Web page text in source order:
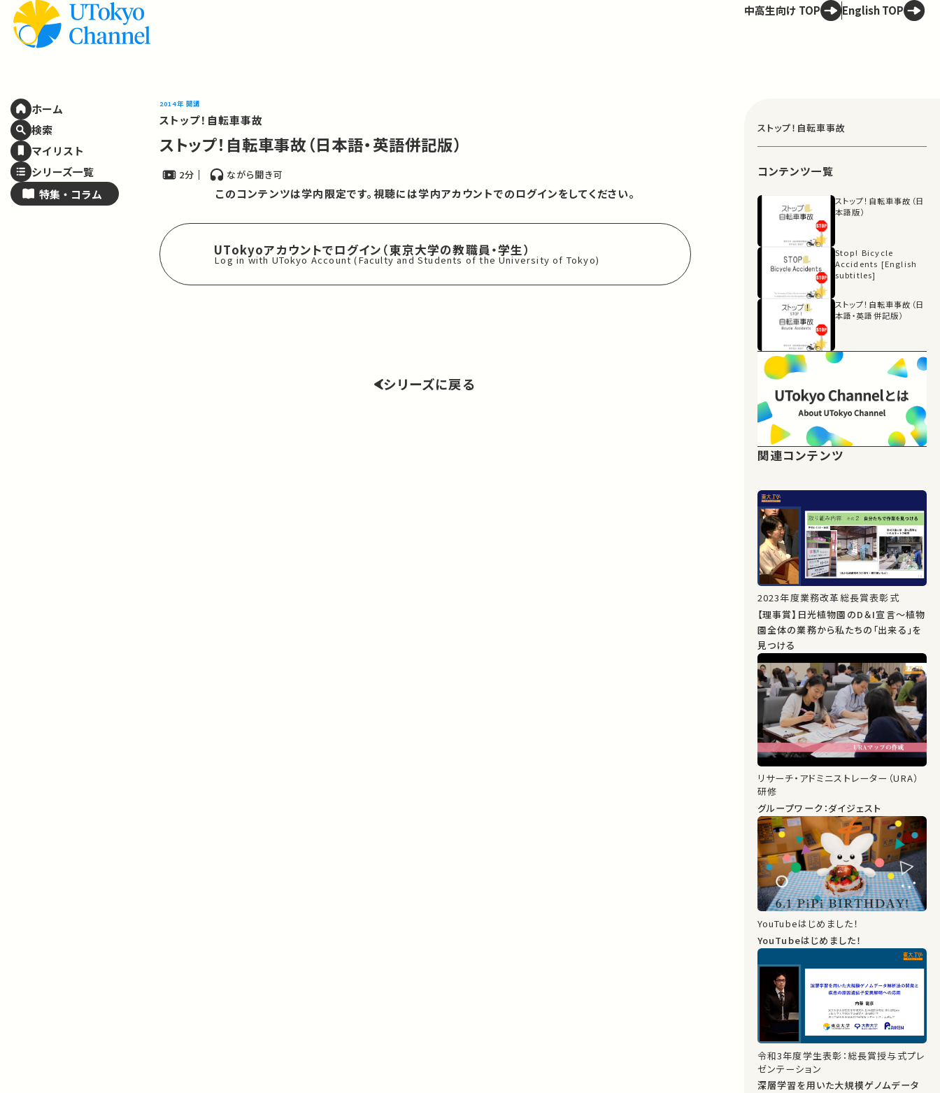
ホーム
検索
マイリスト
シリーズ一覧
特集・ コラム
中高生向け TOP English TOP
2014年 開講
ストップ！自転車事故
ストップ！自転車事故（日本語・英語併記版）
2分 ながら聞き可
このコンテンツは学内限定です。視聴には学内アカウントでのログインをしてください。
UTokyoアカウントでログイン （東京大学の教職員・学生）
Log in with UTokyo Account (Faculty and Students ofthe University of Tokyo)
シリーズに戻る
ストップ！自転車事故
コンテンツ一覧
ストップ！自転車事故（日
本語版）
Stop! Bicycle
Accidents [English
subtitles]
ストップ！自転車事故（日
本語・英語併記版）
関連コンテンツ
2023年度業務改革総長賞表彰式
【理事賞】日光植物園のD＆I宣言～植物
園全体の業務から私たちの「出来る」を
見つける
リサーチ・アドミニストレーター（URA）
研修
グループワーク：ダイジェスト
YouTubeはじめました！
YouTubeはじめました！
令和3年度学生表彰：総長賞授与式プレ
ゼンテーション
深層学習を用いた大規模ゲノムデータ